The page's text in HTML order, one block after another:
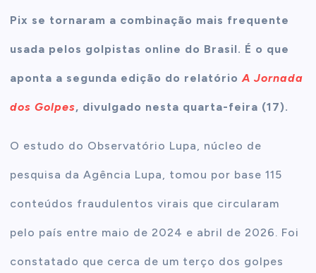
Pix se tornaram a combinação mais frequente
usada pelos golpistas online do Brasil. É o que
aponta a segunda edição do relatórioA Jornada
dos Golpes, divulgado nesta quarta-feira (17).
O estudo do Observatório Lupa, núcleo de
pesquisa da Agência Lupa, tomou por base 115
conteúdos fraudulentos virais que circularam
pelo país entre maio de 2024 e abril de 2026. Foi
constatado que cerca de um terço dos golpes